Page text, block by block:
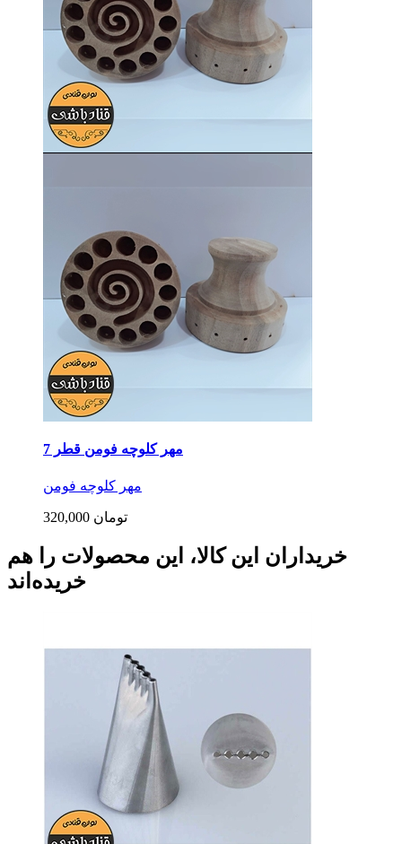
مهر کلوچه فومن قطر 7
مهر کلوچه فومن
320,000 تومان
خریداران این کالا، این محصولات را هم
خریده‌اند